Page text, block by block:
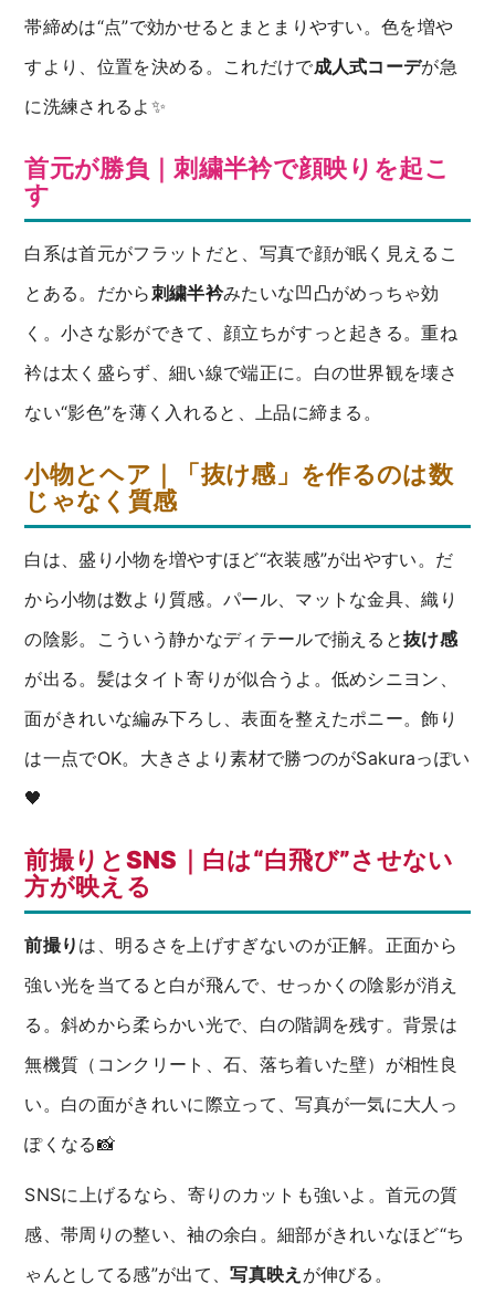
帯締めは“点”で効かせるとまとまりやすい。色を増や
すより、位置を決める。これだけで成人式コーデが急
に洗練されるよ✨
首元が勝負｜刺繍半衿で顔映りを起こ
す
白系は首元がフラットだと、写真で顔が眠く見えるこ
とある。だから刺繍半衿みたいな凹凸がめっちゃ効
く。小さな影ができて、顔立ちがすっと起きる。重ね
衿は太く盛らず、細い線で端正に。白の世界観を壊さ
ない“影色”を薄く入れると、上品に締まる。
小物とヘア｜「抜け感」を作るのは数
じゃなく質感
白は、盛り小物を増やすほど“衣装感”が出やすい。だ
から小物は数より質感。パール、マットな金具、織り
の陰影。こういう静かなディテールで揃えると抜け感
が出る。髪はタイト寄りが似合うよ。低めシニヨン、
面がきれいな編み下ろし、表面を整えたポニー。飾り
は一点でOK。大きさより素材で勝つのがSakuraっぽい
🖤
前撮りとSNS｜白は“白飛び”させない
方が映える
前撮り は、明るさを上げすぎないのが正解。正面から
強い光を当てると白が飛んで、せっかくの陰影が消え
る。斜めから柔らかい光で、白の階調を残す。背景は
無機質（コンクリート、石、落ち着いた壁）が相性良
い。白の面がきれいに際立って、写真が一気に大人っ
ぽくなる📸
SNSに上げるなら、寄りのカットも強いよ。首元の質
感、帯周りの整い、袖の余白。細部がきれいなほど“ち
ゃんとしてる感”が出て、写真映え が伸びる。